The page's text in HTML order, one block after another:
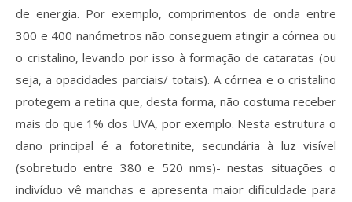
de energia. Por exemplo, comprimentos de onda entre
300 e 400 nanómetros não conseguem atingir a córnea ou
o cristalino, levando por isso à formação de cataratas (ou
seja, a opacidades parciais/ totais). A córnea e o cristalino
protegem a retina que, desta forma, não costuma receber
mais do que 1% dos UVA, por exemplo. Nesta estrutura o
dano principal é a fotoretinite, secundária à luz visível
(sobretudo entre 380 e 520 nms)- nestas situações o
indivíduo vê manchas e apresenta maior dificuldade para